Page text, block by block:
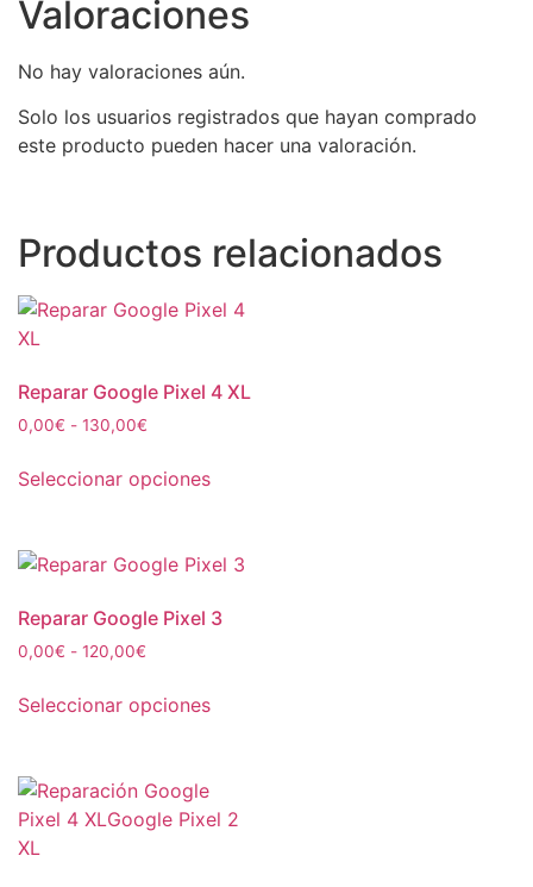
Valoraciones
No hay valoraciones aún.
Solo los usuarios registrados que hayan comprado
este producto pueden hacer una valoración.
Productos relacionados
Reparar Google Pixel 4 XL
0,00€ - 130,00€
Seleccionar opciones
Reparar Google Pixel 3
0,00€ - 120,00€
Seleccionar opciones